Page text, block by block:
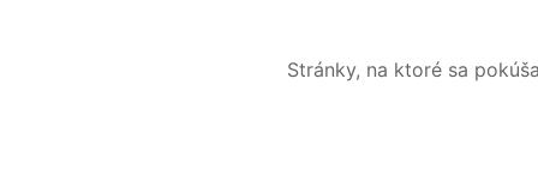
Stránky, na ktoré sa